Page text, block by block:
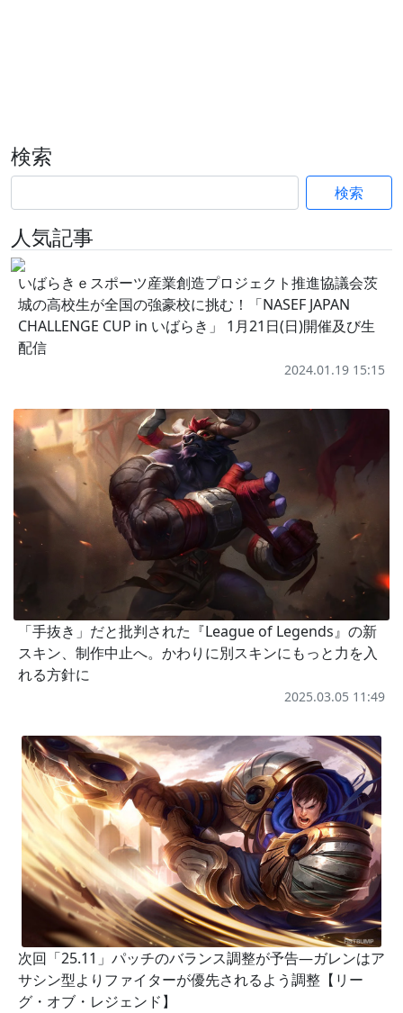
検索
検索
人気記事
いばらきｅスポーツ産業創造プロジェクト推進協議会茨
城の高校生が全国の強豪校に挑む！「NASEF JAPAN
CHALLENGE CUP in いばらき」 1月21日(日)開催及び生
配信
2024.01.19 15:15
「手抜き」だと批判された『League of Legends』の新
スキン、制作中止へ。かわりに別スキンにもっと力を入
れる方針に
2025.03.05 11:49
次回「25.11」パッチのバランス調整が予告―ガレンはア
サシン型よりファイターが優先されるよう調整【リー
グ・オブ・レジェンド】